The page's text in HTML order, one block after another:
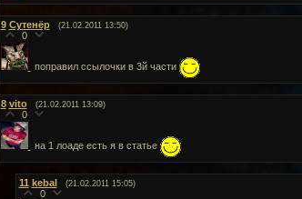
9 Сутенёр (21.02.2011 13:50)
0
поправил ссылочки в 3й части
8 vito (21.02.2011 13:09)
0
на 1 лоаде есть я в статье
11 kebal (21.02.2011 15:05)
0